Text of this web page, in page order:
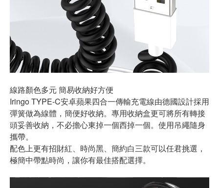
線路顏色多元 簡易收納好方便
Iringo TYPE-C安卓蘋果四合一傳輸充電線由德國設計採用
彈簧做為線體，簡便好收納。專用收納盒更可將所有轉接
頭妥善收納，不必擔心東掉一個西掉一個。使用吊繩隨身
攜帶。
配色上更有招財紅、時尚黑、簡約白三款可以任君挑選，
極簡中帶點時尚，讓你有最佳搭配選擇。